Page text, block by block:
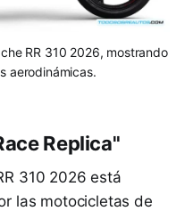
RR 310 2026, mostrando
aerodinámicas.
Replica"
310 2026 está
las motocicletas de